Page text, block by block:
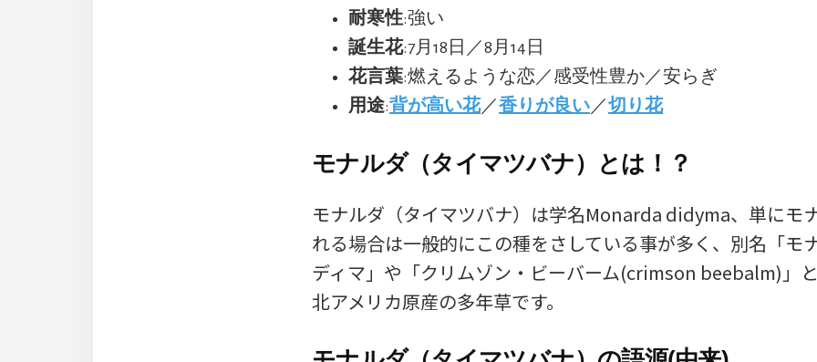
耐寒性:強い
誕生花:7月18日／8月14日
花言葉:燃えるような恋／感受性豊か／安らぎ
用途:背が高い花／香りが良い／切り花
モナルダ（タイマツバナ）とは！？
モナルダ（タイマツバナ）は学名Monarda didyma、単にモ
れる場合は一般的にこの種をさしている事が多く、別名「モ
ディマ」や「クリムゾン・ビーバーム(crimson beebalm)」
北アメリカ原産の多年草です。